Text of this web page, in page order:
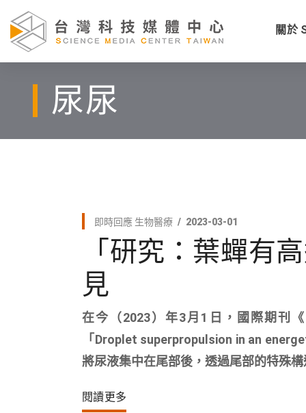
關於
尿尿
即時回應 生物醫療 2023-03-01
「研究：葉蟬有
見
在今（2023）年3月1日，國際期刊
「Droplet superpropulsion in an
將尿液集中在尾部後，透過尾部的特殊
閱讀更多